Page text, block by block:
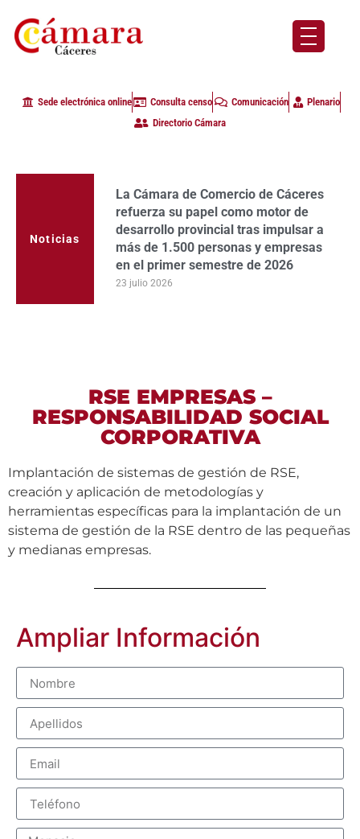
Sede electrónica online Consulta censo Comunicación
Plenario
Directorio Cámara
Noticias
La Cámara de Comercio de Cáceres
refuerza su papel como motor de
desarrollo provincial tras impulsar a
más de 1.500 personas y empresas
en el primer semestre de 2026
23 julio 2026
RSE EMPRESAS –
RESPONSABILIDAD SOCIAL
CORPORATIVA
Implantación de sistemas de gestión de RSE,
creación y aplicación de metodologías y
herramientas específicas para la implantación de un
sistema de gestión de la RSE dentro de las pequeñas
y medianas empresas.
Ampliar Información